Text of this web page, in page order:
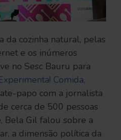
da cozinha natural, pelas
e os inúmeros
no Sesc Bauru para
Comida,
papo com a jornalista
cerca de 500 pessoas
Bela Gil falou sobre a
a dimensão política da